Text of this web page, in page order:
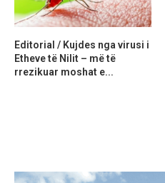
Editorial / Kujdes nga virusi i
Etheve të Nilit – më të
rrezikuar moshat e...